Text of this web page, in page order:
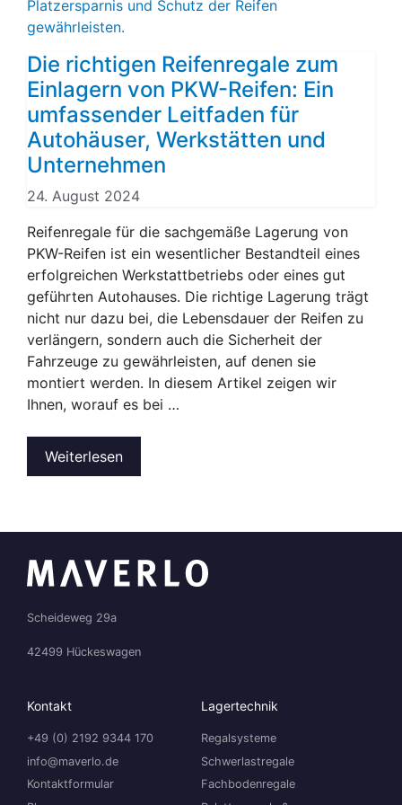
Die richtigen Reifenregale zum
Einlagern von PKW-Reifen: Ein
umfassender Leitfaden für
Autohäuser, Werkstätten und
Unternehmen
24. August 2024
Reifenregale für die sachgemäße Lagerung von
PKW-Reifen ist ein wesentlicher Bestandteil eines
erfolgreichen Werkstattbetriebs oder eines gut
geführten Autohauses. Die richtige Lagerung trägt
nicht nur dazu bei, die Lebensdauer der Reifen zu
verlängern, sondern auch die Sicherheit der
Fahrzeuge zu gewährleisten, auf denen sie
montiert werden. In diesem Artikel zeigen wir
Ihnen, worauf es bei …
Weiterlesen
Scheideweg 29a
42499 Hückeswagen
Kontakt
+49 (0) 2192 9344 170
info@maverlo.de
Kontaktformular
Lagertechnik
Regalsysteme
Schwerlastregale
Fachbodenregale